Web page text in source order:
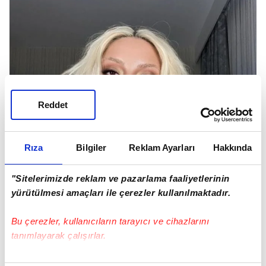
Rıza Bilgiler Reklam Ayarları Hakkında
"Sitelerimizde reklam ve pazarlama faaliyetlerinin
yürütülmesi amaçları ile çerezler kullanılmaktadır.
Bu çerezler, kullanıcıların tarayıcı ve cihazlarını
tanımlayarak çalışırlar.
Bu çerezlere izin vermeniz halinde sizlere özel
Reddet